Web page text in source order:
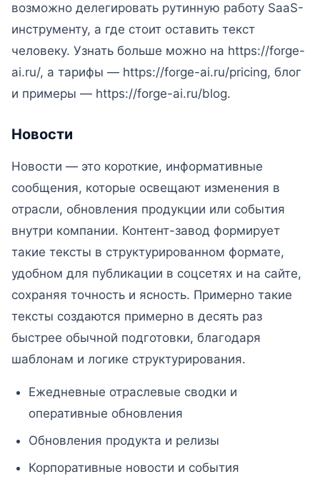
возможно делегировать рутинную работу SaaS-
инструменту, а где стоит оставить текст
человеку. Узнать больше можно на https://forge-
ai.ru/, а тарифы — https://forge-ai.ru/pricing, блог
и примеры — https://forge-ai.ru/blog.
Новости
Новости — это короткие, информативные
сообщения, которые освещают изменения в
отрасли, обновления продукции или события
внутри компании. Контент-завод формирует
такие тексты в структурированном формате,
удобном для публикации в соцсетях и на сайте,
сохраняя точность и ясность. Примерно такие
тексты создаются примерно в десять раз
быстрее обычной подготовки, благодаря
шаблонам и логике структурирования.
Ежедневные отраслевые сводки и
оперативные обновления
Обновления продукта и релизы
Корпоративные новости и события